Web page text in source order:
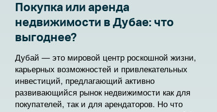
Покупка или аренда
недвижимости в Дубае: что
выгоднее?
Дубай — это мировой центр роскошной жизни,
карьерных возможностей и привлекательных
инвестиций, предлагающий активно
развивающийся рынок недвижимости как для
покупателей, так и для арендаторов. Но что